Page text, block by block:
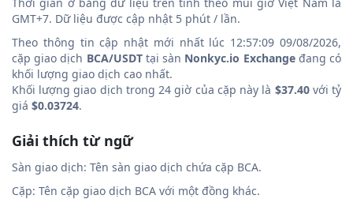
GMT+7. Dữ liệu được cập nhật 5 phút / lần.
Theo thông tin cập nhật mới nhất lúc 12:57:09 09/08/2026,
cặp giao dịch BCA/USDTtại sàn Nonkyc.io Exchangeđang có
khối lượng giao dịch cao nhất.
Khối lượng giao dịch trong 24 giờ của cặp này là $37.40với tỷ
giá $0.03724.
Giải thích từ ngữ
Sàn giao dịch: Tên sàn giao dịch chứa cặp BCA.
Cặp: Tên cặp giao dịch BCA với một đồng khác.